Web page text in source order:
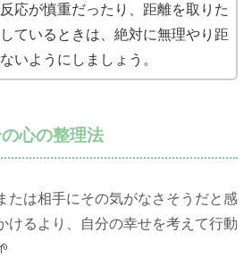
応が慎重だったり、距離を取りた
ているときは、絶対に無理やり距
いようにしましょう。
心の整理法
たは相手にその気がなさそうだと感
けるより、自分の幸せを考えて行動